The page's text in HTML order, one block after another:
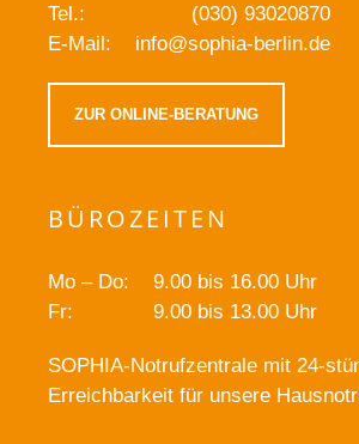
Tel.:
(030) 93020870
E-Mail:
info@sophia-berlin.de
ZUR ONLINE-BERATUNG
BÜROZEITEN
Mo – Do:
9.00 bis 16.00 Uhr
Fr:
9.00 bis 13.00 Uhr
SOPHIA-Notrufzentrale mit 24-
Erreichbarkeit für unsere